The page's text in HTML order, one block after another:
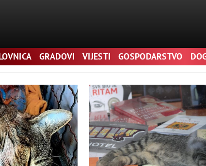
GRADOVI VIJESTI GOSPODARSTVO